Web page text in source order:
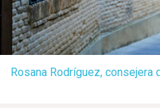
Rosana Rodríguez, consejera